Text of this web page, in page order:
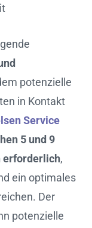
potenzielle
in Kontakt
Service
5 und 9
erforderlich,
ein optimales
Der
potenzielle